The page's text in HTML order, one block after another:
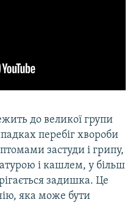
до великої групи
перебіг хвороби
застуди і грипу,
і кашлем, у більш
задишка. Це
яка може бути